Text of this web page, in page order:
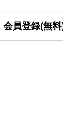
会員登録(無